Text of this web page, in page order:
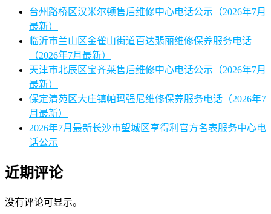
台州路桥区汉米尔顿售后维修中心电话公示（2026年7月
最新）
临沂市兰山区金雀山街道百达翡丽维修保养服务电话
（2026年7月最新）
天津市北辰区宝齐莱售后维修中心电话公示（2026年7月
最新）
保定清苑区大庄镇帕玛强尼维修保养服务电话（2026年7
月最新）
2026年7月最新长沙市望城区亨得利官方名表服务中心电
话公示
近期评论
没有评论可显示。